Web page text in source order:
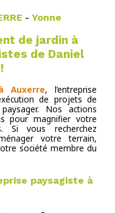
-Yonne
de jardin à
de Daniel
Auxerre, l’entreprise
de projets de
Nos actions
pour magnifier votre
Si vous recherchez
votre terrain,
société membre du
paysagiste à